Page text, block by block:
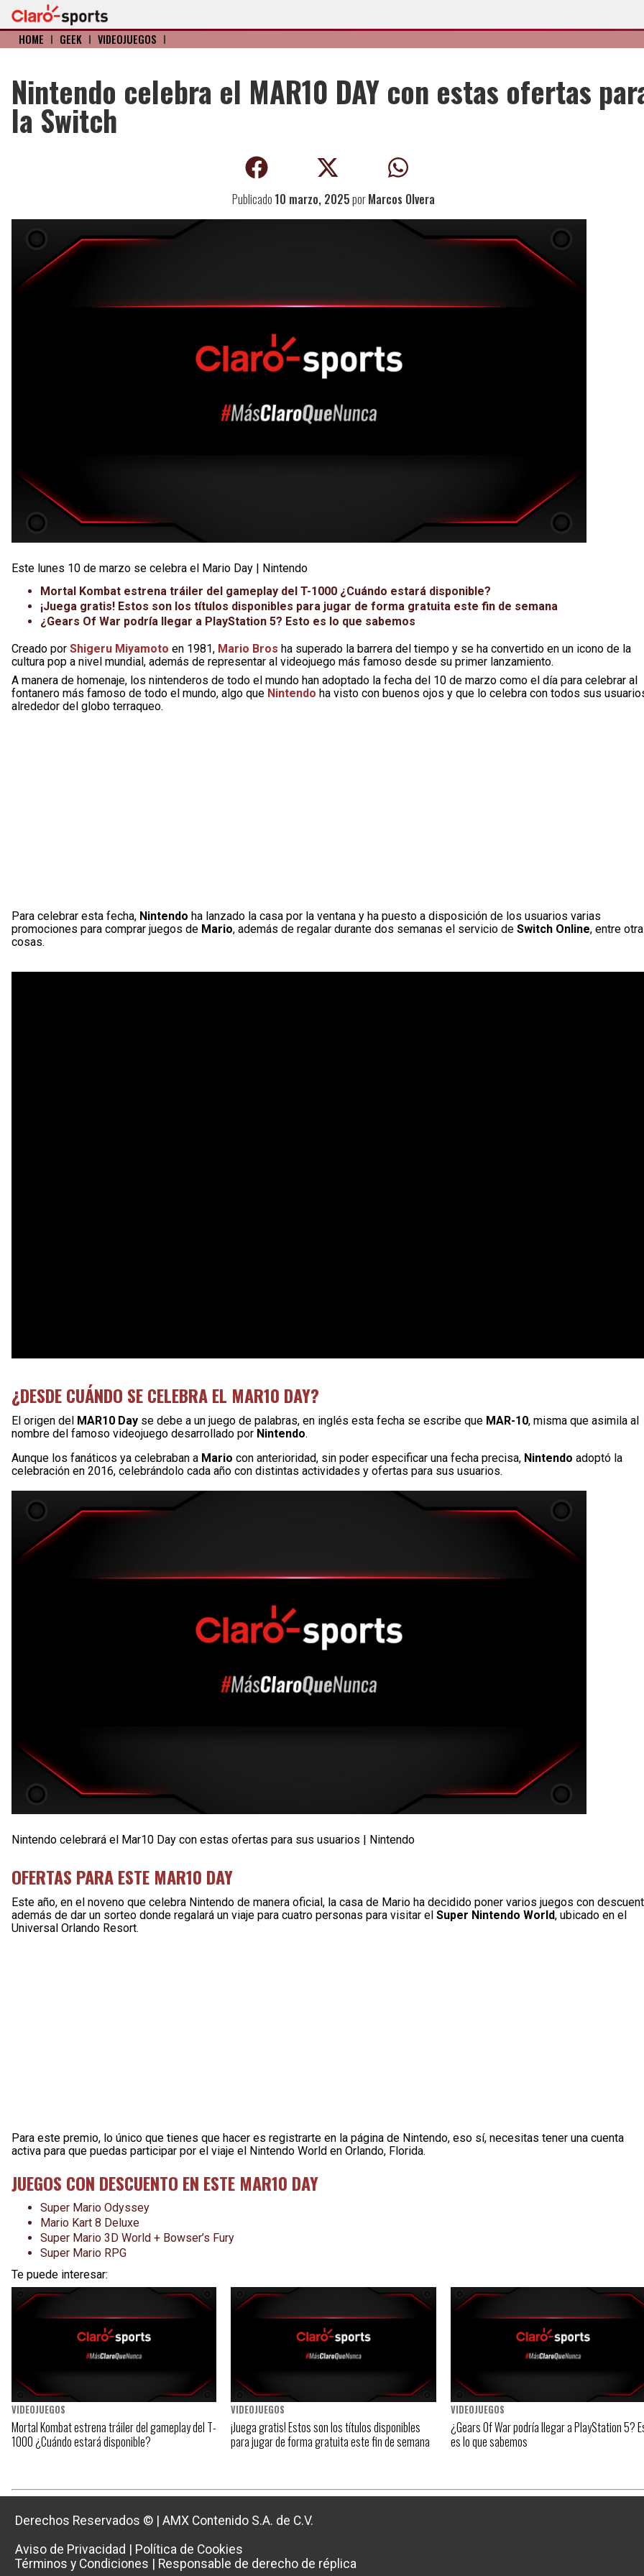
HOME I GEEK I VIDEOJUEGOS I
Nintendo celebra el MAR10 DAY con estas ofertas
la Switch
Publicado 10 marzo, 2025porMarcos Olvera
Este lunes 10 de marzo se celebra el Mario Day | Nintendo
Mortal Kombat estrena tráiler del gameplay del T-1000 ¿Cuándo estará disponible?
¡Juega gratis! Estos son los títulos disponibles para jugar de forma gratuita este fin de semana
¿Gears Of War podría llegar a PlayStation 5? Esto es lo que sabemos
Creado por Shigeru Miyamoto en 1981, Mario Bros ha superado la barrera del tiempo y se ha convertido en un icono de la
cultura pop a nivel mundial, además de representar al videojuego más famoso desde su primer lanzamiento.
A manera de homenaje, los nintenderos de todo el mundo han adoptado la fecha del 10 de marzo como el día para celebrar al
fontanero más famoso de todo el mundo, algo que Nintendo ha visto con buenos ojos y que lo celebra con todos sus
alrededor del globo terraqueo.
Para celebrar esta fecha, Nintendo ha lanzado la casa por la ventana y ha puesto a disposición de los usuarios varias
promociones para comprar juegos de Mario, además de regalar durante dos semanas el servicio de Switch Online, entre
cosas.
¿DESDE CUÁNDO SE CELEBRA EL MAR10 DAY?
El origen del MAR10 Day se debe a un juego de palabras, en inglés esta fecha se escribe que MAR-10, misma que asimila al
nombre del famoso videojuego desarrollado por Nintendo.
Aunque los fanáticos ya celebraban a Mario con anterioridad, sin poder especificar una fecha precisa, Nintendo adoptó la
celebración en 2016, celebrándolo cada año con distintas actividades y ofertas para sus usuarios.
Nintendo celebrará el Mar10 Day con estas ofertas para sus usuarios | Nintendo
OFERTAS PARA ESTE MAR10 DAY
Este año, en el noveno que celebra Nintendo de manera oficial, la casa de Mario ha decidido poner varios juegos con
además de dar un sorteo donde regalará un viaje para cuatro personas para visitar el Super Nintendo World, ubicado en el
Universal Orlando Resort.
Para este premio, lo único que tienes que hacer es registrarte en la página de Nintendo, eso sí, necesitas tener una cuenta
activa para que puedas participar por el viaje el Nintendo World en Orlando, Florida.
JUEGOS CON DESCUENTO EN ESTE MAR10 DAY
Super Mario Odyssey
Mario Kart 8 Deluxe
Super Mario 3D World + Bowser’s Fury
Super Mario RPG
Te puede interesar:
VIDEOJUEGOS
Mortal Kombat estrena tráiler del gameplay del T-
1000 ¿Cuándo estará disponible?
VIDEOJUEGOS
¡Juega gratis! Estos son los títulos disponibles
para jugar de forma gratuita este fin de semana
VIDEOJUEGOS
¿Gears Of War podría llegar a PlayStation 5?
es lo que sabemos
Derechos Reservados ©
AMX Contenido S.A. de C.V.
Aviso de Privacidad
Política de Cookies
Términos y Condiciones
Responsable de derecho de réplica